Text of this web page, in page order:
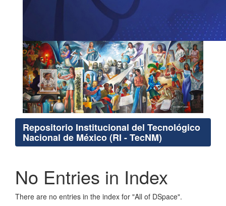
Repositorio Institucional del Tecnológico
Nacional de México (RI - TecNM)
No Entries in Index
There are no entries in the index for "All of DSpace".